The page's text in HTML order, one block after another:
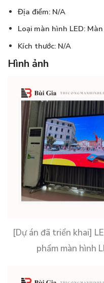
Địa điểm: N/A
Loại màn hình LED:
Kích thước: N/A
Hình ảnh
[Dự án đã triển khai]
phẩm màn hình